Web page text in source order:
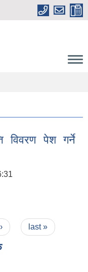
विवरण पेश गर्ने
last »